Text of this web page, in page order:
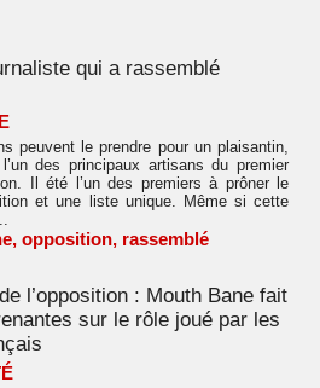
qui a rassemblé
peuvent le prendre pour un plaisantin,
des principaux artisans du premier
Il été l’un des premiers à prôner le
et une liste unique. Même si cette
, opposition, rassemblé
l’opposition : Mouth Bane fait
sur le rôle joué par les